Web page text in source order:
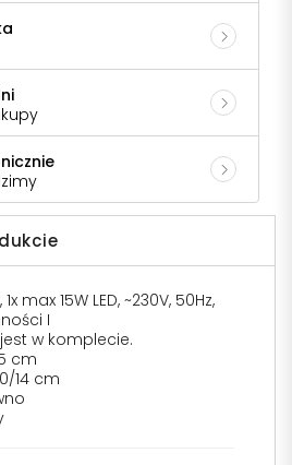
max 15W LED, ~230V, 50Hz,
I
w komplecie.
cm
14 cm